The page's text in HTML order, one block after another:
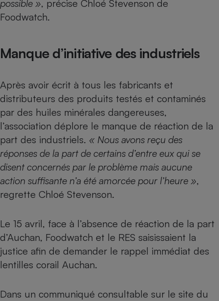
possible », précise Chloé Stevenson de
Foodwatch.
Manque d’initiative des industriels
Après avoir écrit à tous les fabricants et
distributeurs des produits testés et contaminés
par des huiles minérales dangereuses,
l’association déplore le manque de réaction de la
part des industriels. « Nous avons reçu des
réponses de la part de certains d’entre eux qui se
disent concernés par le problème mais aucune
action suffisante n’a été amorcée pour l’heure »,
regrette Chloé Stevenson.
Le 15 avril, face à l’absence de réaction de la part
d’Auchan, Foodwatch et le RES saisissaient la
justice afin de demander le rappel immédiat des
lentilles corail Auchan.
Dans un communiqué consultable sur le site du